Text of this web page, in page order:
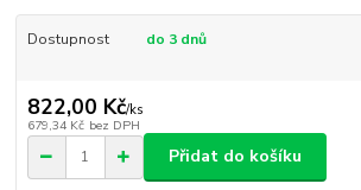
Dostupnost do 3 dnů
822,00 Kč/ks
679,34 Kč bez DPH
Přidat do košíku